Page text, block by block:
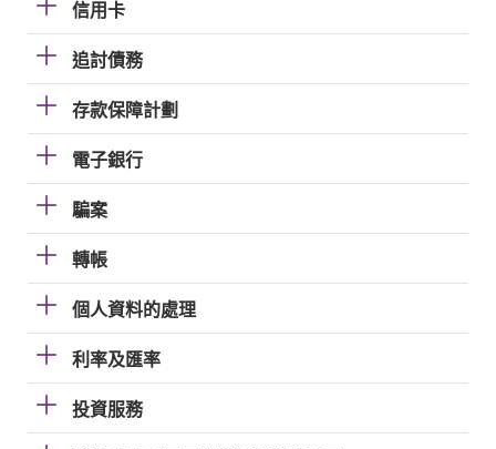
信用卡
追討債務
存款保障計劃
電子銀行
騙案
轉帳
個人資料的處理
利率及匯率
投資服務